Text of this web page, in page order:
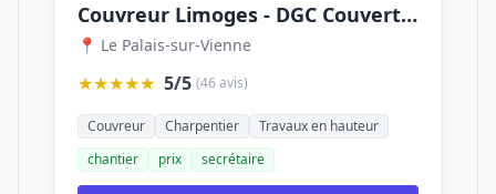
Couvreur Limoges - DGC Couverture
📍 Le Palais-sur-Vienne
★★★★★ 5/5 (46 avis)
Couvreur Charpentier
Travaux en hauteur
chantier
prix secrétaire